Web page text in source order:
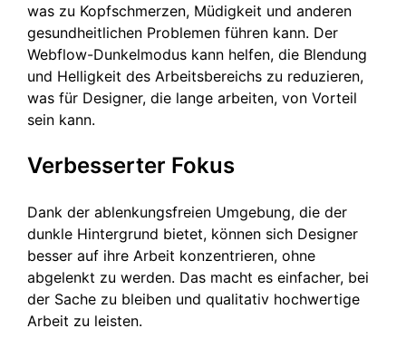
was zu Kopfschmerzen, Müdigkeit und anderen
gesundheitlichen Problemen führen kann. Der
Webflow-Dunkelmodus kann helfen, die Blendung
und Helligkeit des Arbeitsbereichs zu reduzieren,
was für Designer, die lange arbeiten, von Vorteil
sein kann.
Verbesserter Fokus
Dank der ablenkungsfreien Umgebung, die der
dunkle Hintergrund bietet, können sich Designer
besser auf ihre Arbeit konzentrieren, ohne
abgelenkt zu werden. Das macht es einfacher, bei
der Sache zu bleiben und qualitativ hochwertige
Arbeit zu leisten.